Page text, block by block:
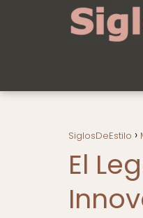
SiglosDeEstilo
El